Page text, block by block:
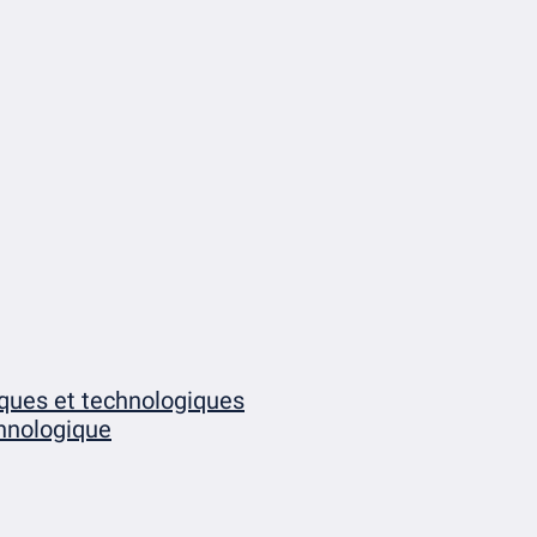
et technologiques